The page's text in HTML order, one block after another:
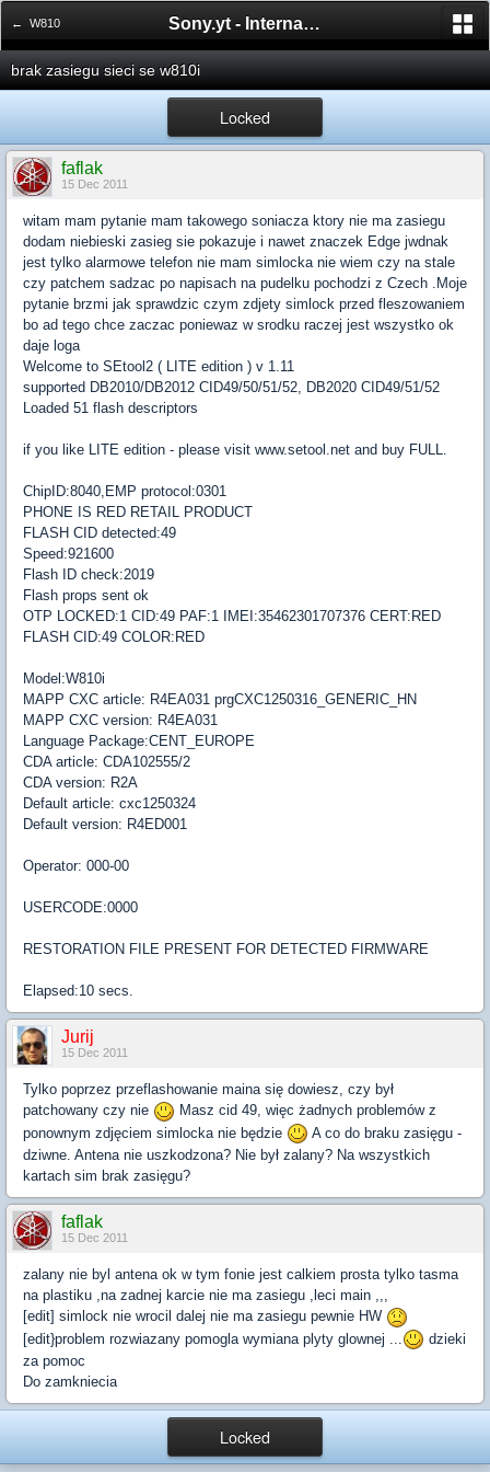
← W810 Sony.yt - International Sony Forum
brak zasiegu sieci se w810i
Locked
faflak
15 Dec 2011
witam mam pytanie mam takowego soniacza ktory nie ma zasiegu
dodam niebieski zasieg sie pokazuje i nawet znaczek Edge jwdnak
jest tylko alarmowe telefon nie mam simlocka nie wiem czy na stale
czy patchem sadzac po napisach na pudelku pochodzi z Czech .Moje
pytanie brzmi jak sprawdzic czym zdjety simlock przed fleszowaniem
bo ad tego chce zaczac poniewaz w srodku raczej jest wszystko ok
daje loga
Welcome to SEtool2 ( LITE edition ) v 1.11
supported DB2010/DB2012 CID49/50/51/52, DB2020 CID49/51/52
Loaded 51 flash descriptors
if you like LITE edition - please visit www.setool.net and buy FULL.
ChipID:8040,EMP protocol:0301
PHONE IS RED RETAIL PRODUCT
FLASH CID detected:49
Speed:921600
Flash ID check:2019
Flash props sent ok
OTP LOCKED:1 CID:49 PAF:1 IMEI:35462301707376 CERT:RED
FLASH CID:49 COLOR:RED
Model:W810i
MAPP CXC article: R4EA031 prgCXC1250316_GENERIC_HN
MAPP CXC version: R4EA031
Language Package:CENT_EUROPE
CDA article: CDA102555/2
CDA version: R2A
Default article: cxc1250324
Default version: R4ED001
Operator: 000-00
USERCODE:0000
RESTORATION FILE PRESENT FOR DETECTED FIRMWARE
Elapsed:10 secs.
Jurij
15 Dec 2011
Tylko poprzez przeflashowanie maina się dowiesz, czy był
patchowany czy nie
Masz cid 49, więc żadnych problemów z
ponownym zdjęciem simlocka nie będzie
A co do braku zasięgu -
dziwne. Antena nie uszkodzona? Nie był zalany? Na wszystkich
kartach sim brak zasięgu?
faflak
15 Dec 2011
zalany nie byl antena ok w tym fonie jest calkiem prosta tylko tasma
na plastiku ,na zadnej karcie nie ma zasiegu ,leci main ,,,
[edit] simlock nie wrocil dalej nie ma zasiegu pewnie HW
[edit}problem rozwiazany pomogla wymiana plyty glownej ...
dzieki
za pomoc
Do zamkniecia
Locked